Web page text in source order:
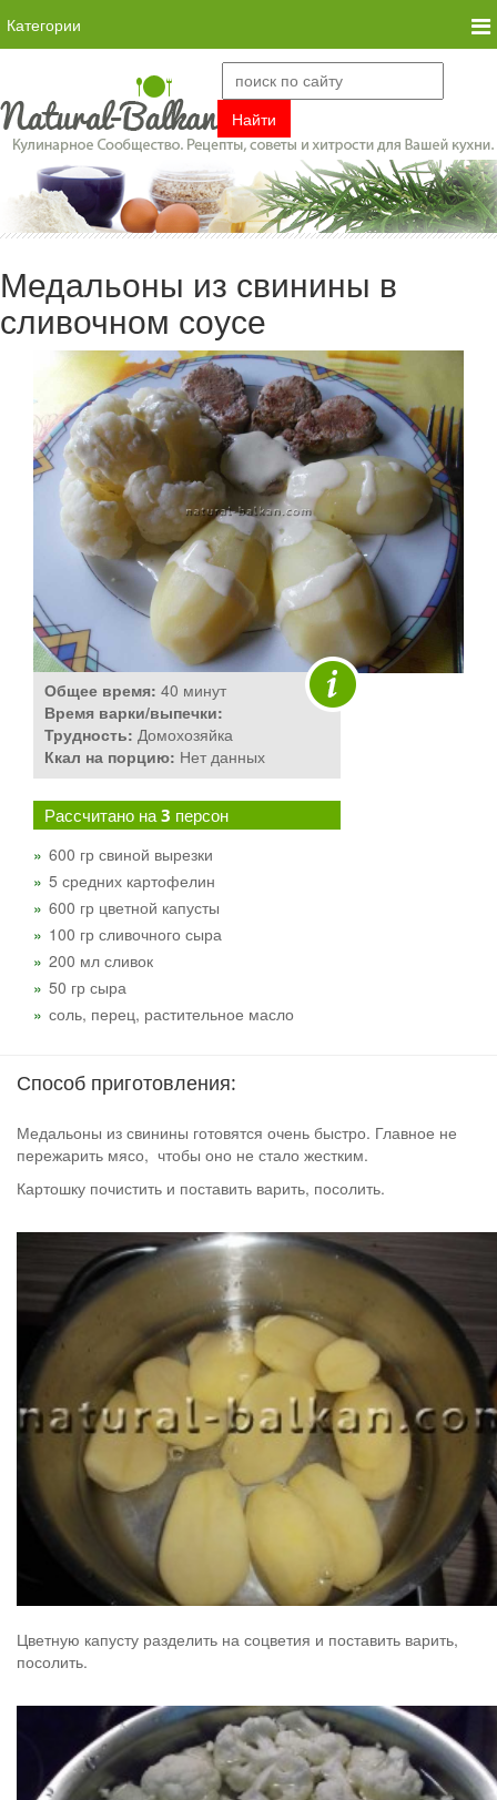
Категории
Медальоны из свинины в
сливочном соусе
Общее время: 40 минут
Время варки/выпечки:
Трудность: Домохозяйка
Ккал на порцию: Нет данных
Рассчитано на 3 персон
600 гр свиной вырезки
5 средних картофелин
600 гр цветной капусты
100 гр сливочного сыра
200 мл сливок
50 гр сыра
соль, перец, растительное масло
Способ приготовления:
Медальоны из свинины готовятся очень быстро. Главное не
пережарить мясо, чтобы оно не стало жестким.
Картошку почистить и поставить варить, посолить.
Цветную капусту разделить на соцветия и поставить варить,
посолить.